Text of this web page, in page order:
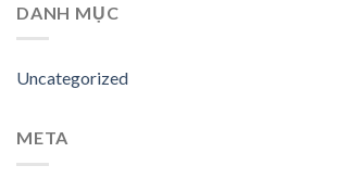
DANH MỤC
Uncategorized
META